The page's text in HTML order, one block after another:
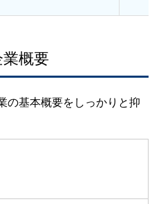
概要
の基本概要をしっかりと抑